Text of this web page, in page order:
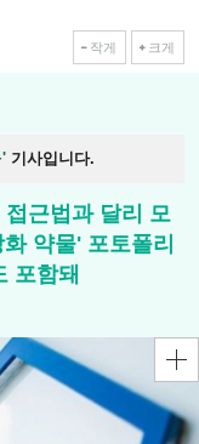
작게 크게
기사입니다.
근법과 달리 모
약물' 포토폴리
포함돼